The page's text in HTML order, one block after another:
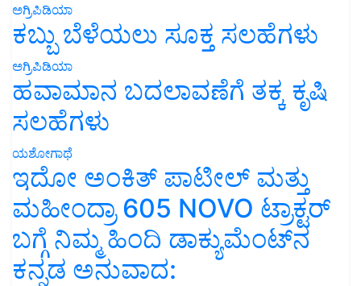
ಅಗ್ರಿಪಿಡಿಯಾ
ಕಬ್ಬು ಬೆಳೆಯಲು ಸೂಕ್ತ ಸಲಹೆಗಳು
ಅಗ್ರಿಪಿಡಿಯಾ
ಹವಾಮಾನ ಬದಲಾವಣೆಗೆ ತಕ್ಕ ಕೃಷಿ
ಸಲಹೆಗಳು
ಯಶೋಗಾಥೆ
ಇದೋ ಅಂಕಿತ್ ಪಾಟೀಲ್ ಮತ್ತು
ಮಹೀಂದ್ರಾ 605 NOVO ಟ್ರಾಕ್ಟರ್
ಬಗ್ಗೆ ನಿಮ್ಮ ಹಿಂದಿ ಡಾಕ್ಯುಮೆಂಟ್‌ನ
ಕನ್ನಡ ಅನುವಾದ: